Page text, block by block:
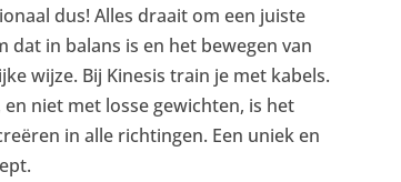
dus! Alles draait om een juiste
dat in balans is en het bewegen van
wijze. Bij Kinesis train je met kabels.
niet met losse gewichten, is het
in alle richtingen. Een uniek en